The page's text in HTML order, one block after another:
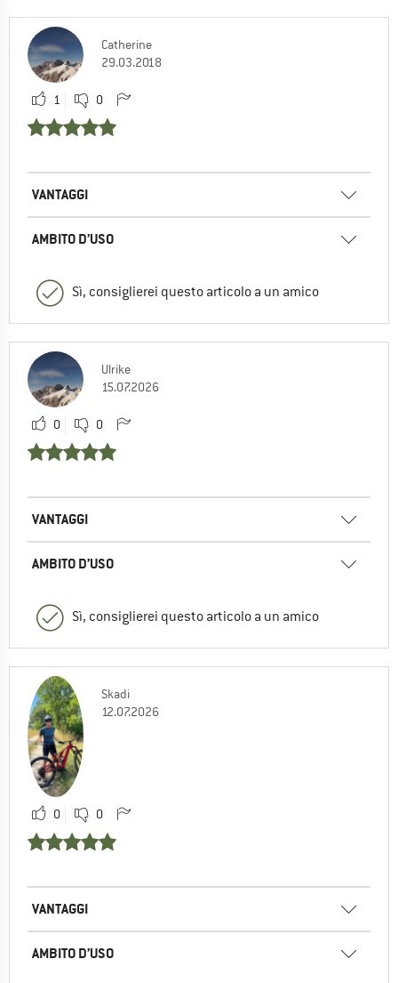
Catherine
29.03.2018
1 0
VANTAGGI
AMBITO D’USO
Sì, consiglierei questo articolo a un amico
Ulrike
15.07.2026
0 0
VANTAGGI
AMBITO D’USO
Sì, consiglierei questo articolo a un amico
Skadi
12.07.2026
0 0
VANTAGGI
AMBITO D’USO